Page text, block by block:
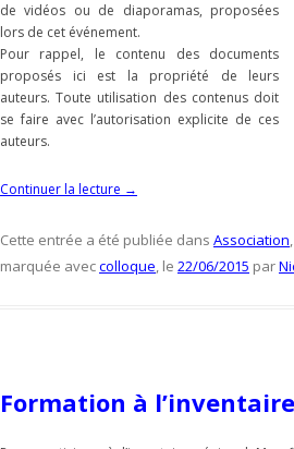
de vidéos ou de diaporamas, proposées
lors de cet événement.
Pour rappel, le contenu des documents
proposés ici est la propriété de leurs
auteurs. Toute utilisation des contenus doit
se faire avec l’autorisation explicite de ces
auteurs.
Continuer la lecture →
Cette entrée a été publiée dans Association,
marquée aveccolloque, le 22/06/2015 par
Formation à